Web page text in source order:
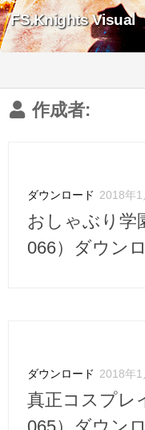
Skip to content
FS.Knights Visual
作成者:
ダウンロード 2018年1
おしゃぶり学
066）ダウン
ダウンロード 2018年1
真正コスプレ